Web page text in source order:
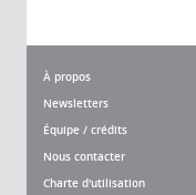
À propos
Newsletters
Équipe / crédits
Nous contacter
Charte d'utilisation